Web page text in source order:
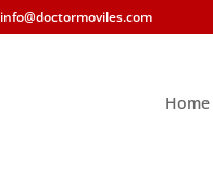
info@doctormoviles.com
Home